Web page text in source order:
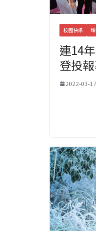
校園快訊
連14
登投
2022-03-17